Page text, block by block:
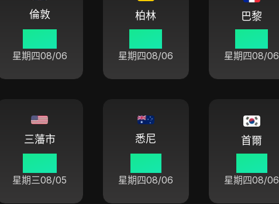
倫敦
星期四08/06
柏林
星期四08/06
巴黎
星期四08/06
三藩市
星期三08/05
悉尼
星期四08/06
首爾
星期四08/06